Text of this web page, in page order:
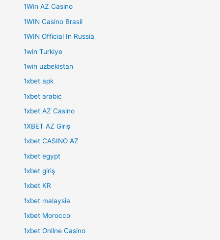
1Win AZ Casino
1WIN Casino Brasil
1WIN Official In Russia
1win Turkiye
1win uzbekistan
1xbet apk
1xbet arabic
1xbet AZ Casino
1XBET AZ Giriş
1xbet CASINO AZ
1xbet egypt
1xbet giriş
1xbet KR
1xbet malaysia
1xbet Morocco
1xbet Online Casino